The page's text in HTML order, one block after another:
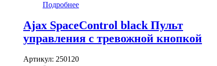
Подробнее
Ajax SpaceControl black Пульт
управления с тревожной кнопкой
Артикул: 250120